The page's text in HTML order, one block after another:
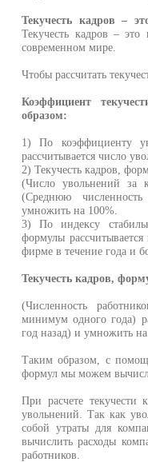
Текучесть кадров –
Текучесть кадров –
современном мире.
Чтобы рассчитать
Коэффициент
образом:
1) По коэффициенту
рассчитывается число
2) Текучесть кадров,
(Число увольнений за
(Среднюю
умножить на 100%.
3) По индексу
формулы
фирме в течение года и
Текучесть кадров,
(Численность
минимум одного года)
год назад) и умножить на
Таким образом, с
формул мы можем
При расчете текучести
увольнений. Так как
собой утраты для
вычислить расходы
работников.